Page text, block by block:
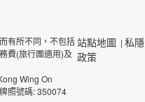
有所不同，不包括
費(旅行團適用)及
Wing On
照號碼: 350074
站點地圖 | 私隱
政策